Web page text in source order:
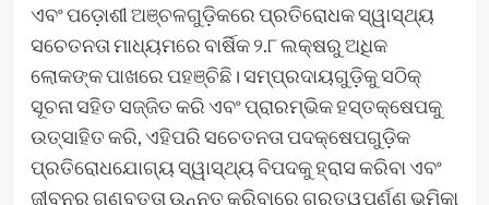
ଏବଂ ପଡ଼ୋଶୀ ଅଞ୍ଚଳଗୁଡ଼ିକରେ ପ୍ରତିରୋଧକ ସ୍ୱାସ୍ଥ୍ୟ
ସଚେତନତା ମାଧ୍ୟମରେ ବାର୍ଷିକ ୨.୮ ଲକ୍ଷରୁ ଅଧିକ
ଲୋକଙ୍କ ପାଖରେ ପହଞ୍ଚିଛି। ସମ୍ପ୍ରଦାୟଗୁଡ଼ିକୁ ସଠିକ୍
ସୂଚନା ସହିତ ସଜ୍ଜିତ କରି ଏବଂ ପ୍ରାରମ୍ଭିକ ହସ୍ତକ୍ଷେପକୁ
ଉତ୍ସାହିତ କରି, ଏହିପରି ସଚେତନତା ପଦକ୍ଷେପଗୁଡ଼ିକ
ପ୍ରତିରୋଧଯୋଗ୍ୟ ସ୍ୱାସ୍ଥ୍ୟ ବିପଦକୁ ହ୍ରାସ କରିବା ଏବଂ
ଜୀବନର ଗୁଣବତ୍ତା ଉନ୍ନତ କରିବାରେ ଗୁରୁତ୍ୱପୂର୍ଣ୍ଣ ଭୂମିକା